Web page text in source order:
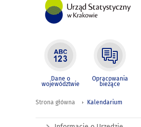
Dane o
województwie
Opracowania
bieżące
Strona główna Kalendarium